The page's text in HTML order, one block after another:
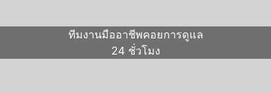
ทีมงานมืออาชีพคอยการดูแล
24 ชั่วโมง